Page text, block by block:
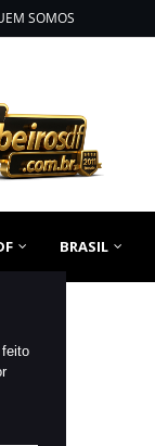
SOMOS
BRASIL